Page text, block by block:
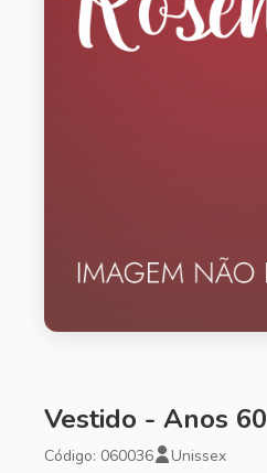
Vestido - Anos 60
Código: 060036 Unissex